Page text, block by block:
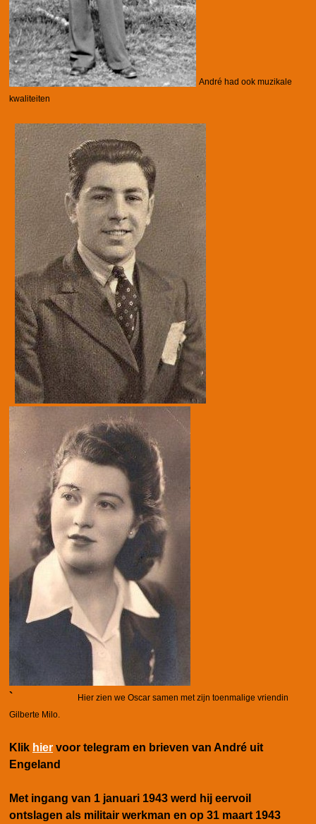
André had ook muzikale
kwaliteiten
`
Hier zien we Oscar samen met zijn toenmalige vriendin
Gilberte Milo.
Klik hier voor telegram en brieven van André uit
Engeland
Met ingang van 1 januari 1943 werd hij eervoil
ontslagen als militair werkman en op 31 maart 1943